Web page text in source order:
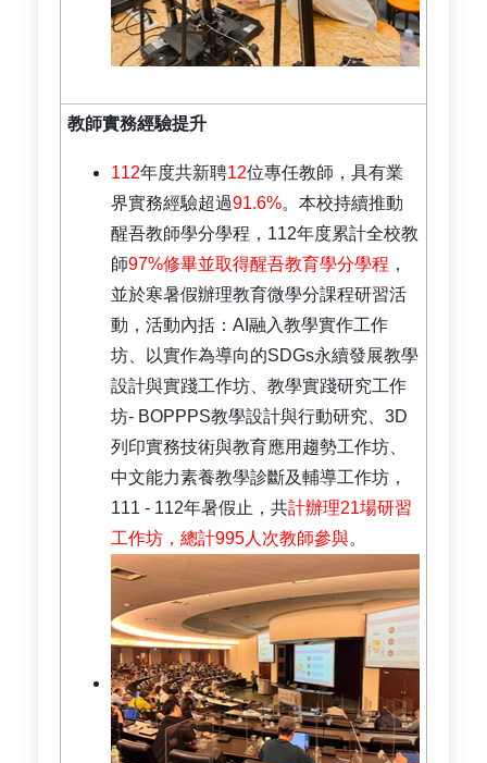
教師實務經驗提升
112年度共新聘12位專任教師，具有業
界實務經驗超過91.6%。本校持續推動
醒吾教師學分學程，112年度累計全校教
師97%修畢並取得醒吾教育學分學程 ，
並於寒暑假辦理教育微學分課程研習活
動，活動內括：AI融入教學實作工作
坊、以實作為導向的SDGs永續發展教學
設計與實踐工作坊、教學實踐研究工作
坊- BOPPPS教學設計與行動研究、3D
列印實務技術與教育應用趨勢工作坊、
中文能力素養教學診斷及輔導工作坊，
111 - 112年暑假止，共計辦理21場研習
工作坊，總計995人次教師參與。